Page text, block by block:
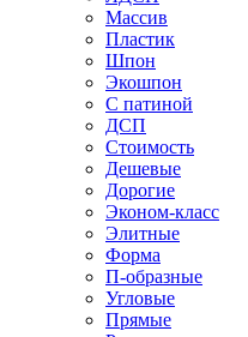
Массив
Пластик
Шпон
Экошпон
С патиной
ДСП
Стоимость
Дешевые
Дорогие
Эконом-класс
Элитные
Форма
П-образные
Угловые
Прямые